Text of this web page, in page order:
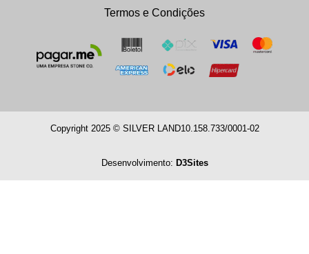
Termos e Condições
Copyright 2025 © SILVER LAND10.158.733/0001-02
Desenvolvimento: D3Sites